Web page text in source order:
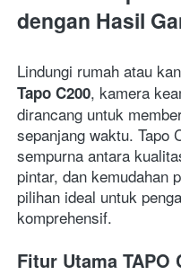
dengan Hasil
Lindungi rumah atau
Tapo C200, kamera
dirancang untuk
sepanjang waktu. Tapo
sempurna antara
pintar, dan kemudahan
pilihan ideal untuk
komprehensif.
Fitur Utama TAPO